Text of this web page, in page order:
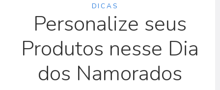
DICAS
Personalize seus
Produtos nesse Dia
dos Namorados